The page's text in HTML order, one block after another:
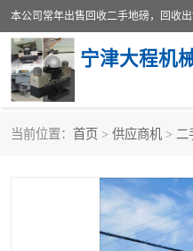
宁津大程机
当前位置： 首页 > 供应商机 > 二